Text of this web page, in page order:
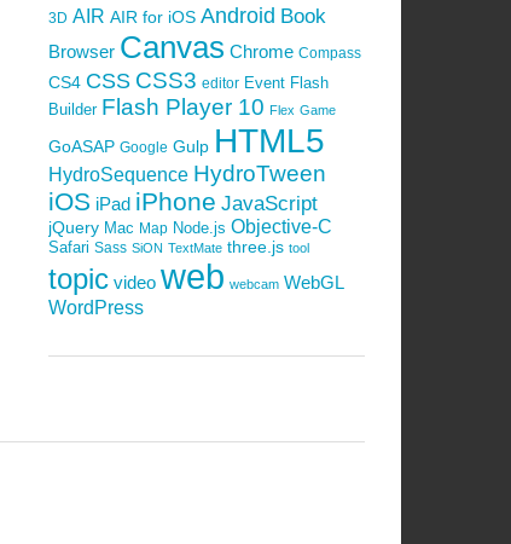
3D AIR AIR for iOS Android Book
Browser Canvas Chrome Compass
CS4 CSS CSS3 editor Event Flash
Builder Flash Player 10 Flex Game
GoASAP Google Gulp HTML5
HydroSequence HydroTween
iOS iPad iPhone JavaScript
jQuery Mac Map Node.js Objective-C
Safari Sass SiON TextMate three.js tool
topic video web webcam WebGL
WordPress